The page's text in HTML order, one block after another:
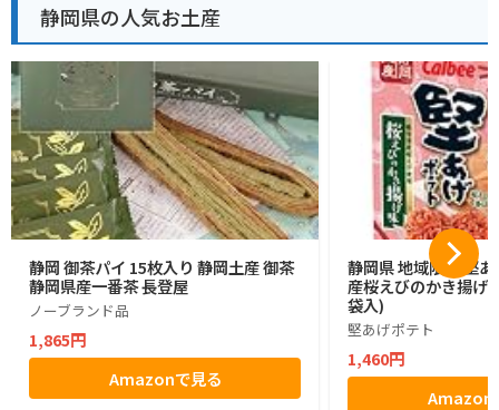
静岡県の人気お土産
静岡 御茶パイ 15枚入り 静岡土産 御茶
静岡県産一番茶 長登屋
ノーブランド品
1,865円
Amazonで見る
静岡県 地域限定 堅
産桜えびのかき揚
袋入)
堅あげポテト
1,460円
Amazon